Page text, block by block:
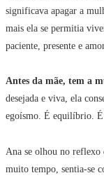
significava apagar a
mais ela se permitia
paciente, presente e
Antes da mãe, tem a
desejada e viva, ela
egoísmo. É equilíbrio. É
Ana se olhou no reflexo
muito tempo, sentia-se